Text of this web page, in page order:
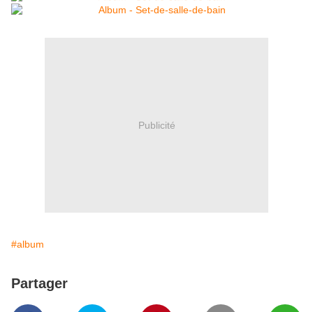
Publicité
#album
Partager